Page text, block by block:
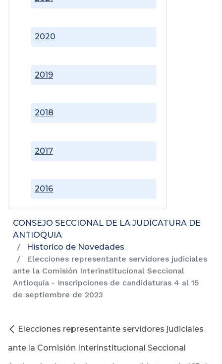
2016
2017
2018
2019
2020
CONSEJO SECCIONAL DE LA JUDICATURA DE
ANTIOQUIA
Historico de Novedades
Elecciones representante servidores judiciales
ante la Comisión Interinstitucional Seccional
Antioquia - Inscripciones de candidaturas 4 al 15
de septiembre de 2023
Elecciones representante servidores judiciales
ante la Comisión Interinstitucional Seccional